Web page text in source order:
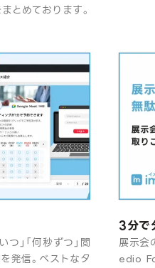
とめております。
」「何秒ずつ」閲
発信。ベストなタ
3分
展示会
edio